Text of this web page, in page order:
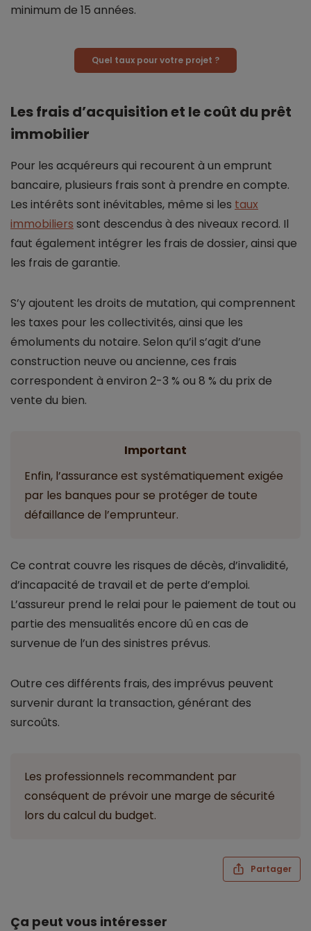
minimum de 15 années.
Quel taux pour votre projet ?
Les frais d’acquisition et le coût du prêt
immobilier
Pour les acquéreurs qui recourent à un emprunt
bancaire, plusieurs frais sont à prendre en compte.
Les intérêts sont inévitables, même si les taux
immobiliers sont descendus à des niveaux record. Il
faut également intégrer les frais de dossier, ainsi que
les frais de garantie.
S’y ajoutent les droits de mutation, qui comprennent
les taxes pour les collectivités, ainsi que les
émoluments du notaire. Selon qu’il s’agit d’une
construction neuve ou ancienne, ces frais
correspondent à environ 2-3 % ou 8 % du prix de
vente du bien.
Important
Enfin, l’assurance est systématiquement exigée
par les banques pour se protéger de toute
défaillance de l’emprunteur.
Ce contrat couvre les risques de décès, d’invalidité,
d’incapacité de travail et de perte d’emploi.
L’assureur prend le relai pour le paiement de tout ou
partie des mensualités encore dû en cas de
survenue de l’un des sinistres prévus.
Outre ces différents frais, des imprévus peuvent
survenir durant la transaction, générant des
surcoûts.
Les professionnels recommandent par
conséquent de prévoir une marge de sécurité
lors du calcul du budget.
Partager
Ça peut vous intéresser